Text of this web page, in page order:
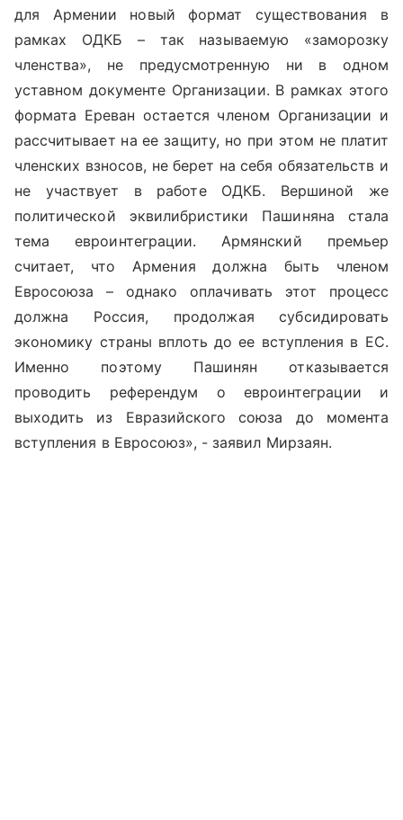
для Армении новый формат существования в
рамках ОДКБ – так называемую «заморозку
членства», не предусмотренную ни в одном
уставном документе Организации. В рамках этого
формата Ереван остается членом Организации и
рассчитывает на ее защиту, но при этом не платит
членских взносов, не берет на себя обязательств и
не участвует в работе ОДКБ. Вершиной же
политической эквилибристики Пашиняна стала
тема евроинтеграции. Армянский премьер
считает, что Армения должна быть членом
Евросоюза – однако оплачивать этот процесс
должна Россия, продолжая субсидировать
экономику страны вплоть до ее вступления в ЕС.
Именно поэтому Пашинян отказывается
проводить референдум о евроинтеграции и
выходить из Евразийского союза до момента
вступления в Евросоюз», - заявил Мирзаян.